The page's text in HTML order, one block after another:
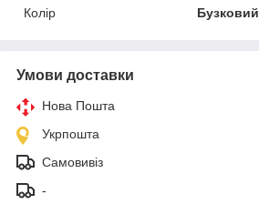
Колір
Бузковий
Умови доставки
Нова Пошта
Укрпошта
Самовивіз
-